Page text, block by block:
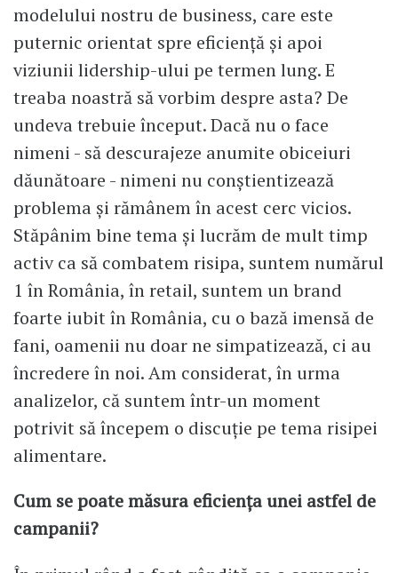
modelului nostru de business, care este
puternic orientat spre eficiență și apoi
viziunii lidership-ului pe termen lung. E
treaba noastră să vorbim despre asta? De
undeva trebuie început. Dacă nu o face
nimeni - să descurajeze anumite obiceiuri
dăunătoare - nimeni nu conștientizează
problema și rămânem în acest cerc vicios.
Stăpânim bine tema și lucrăm de mult timp
activ ca să combatem risipa, suntem numărul
1 în România, în retail, suntem un brand
foarte iubit în România, cu o bază imensă de
fani, oamenii nu doar ne simpatizează, ci au
încredere în noi. Am considerat, în urma
analizelor, că suntem într-un moment
potrivit să începem o discuție pe tema risipei
alimentare.
Cum se poate măsura eficiența unei astfel de
campanii?